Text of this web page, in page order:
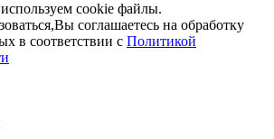
cookie файлы.
соглашаетесь на обработку
в соответствии с Политикой